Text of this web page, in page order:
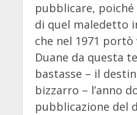
pubblicare, poiché
di quel maledetto
che nel 1971
Duane da questa
bastasse – il
bizzarro – l’anno
pubblicazione del